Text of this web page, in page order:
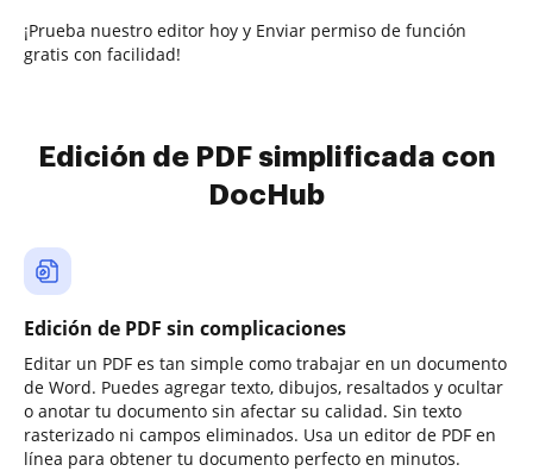
¡Prueba nuestro editor hoy y Enviar permiso de función
gratis con facilidad!
Edición de PDF simplificada con
DocHub
Edición de PDF sin complicaciones
Editar un PDF es tan simple como trabajar en un documento
de Word. Puedes agregar texto, dibujos, resaltados y ocultar
o anotar tu documento sin afectar su calidad. Sin texto
rasterizado ni campos eliminados. Usa un editor de PDF en
línea para obtener tu documento perfecto en minutos.